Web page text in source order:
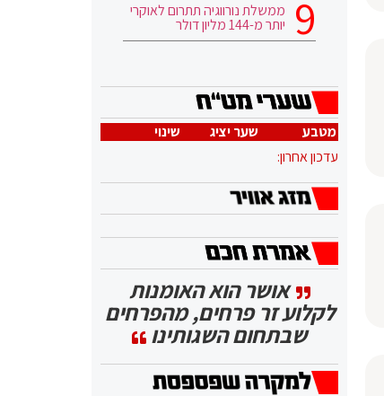
ממשלת נורווגיה תתרום לאוקרי
יותר מ-144 מליון דולר
מטבע שער יציג
שינוי
עדכון אחרון:
אושר הוא האומנות
לקלוע זר פרחים, מהפרחים
שבתחום השגותינו